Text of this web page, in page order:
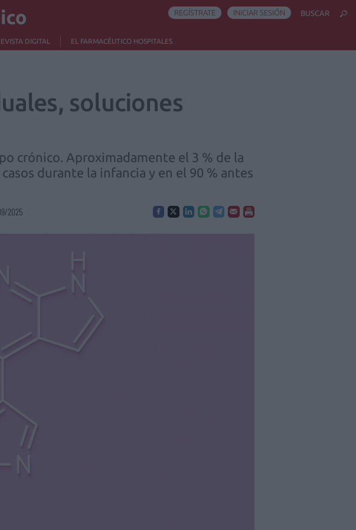
DIGITAL EL FARMACÉUTICO HOSPITALES
REGÍSTRATE INICIAR SESIÓN BUSCAR
soluciones
crónico. Aproximadamente el 3 % de la
durante la infancia y en el 90 % antes
2025